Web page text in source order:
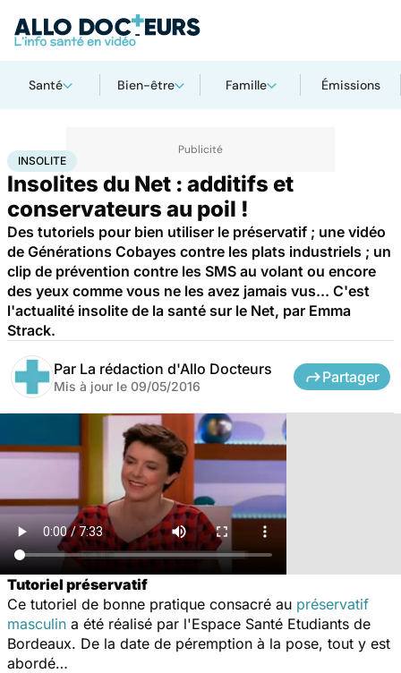
Santé Bien-être Famille Émissions
AccueilSanté
INSOLITE
Insolites du Net : additifs et
conservateurs au poil !
Des tutoriels pour bien utiliser le préservatif ; une vidéo
de Générations Cobayes contre les plats industriels ; un
clip de prévention contre les SMS au volant ou encore
des yeux comme vous ne les avez jamais vus... C'est
l'actualité insolite de la santé sur le Net, par Emma
Strack.
Par La rédaction d'Allo Docteurs
Mis à jour le 09/05/2016
Partager
Tutoriel préservatif
Ce tutoriel de bonne pratique consacré au préservatif
masculin a été réalisé par l'Espace Santé Etudiants de
Bordeaux. De la date de péremption à la pose, tout y est
abordé…